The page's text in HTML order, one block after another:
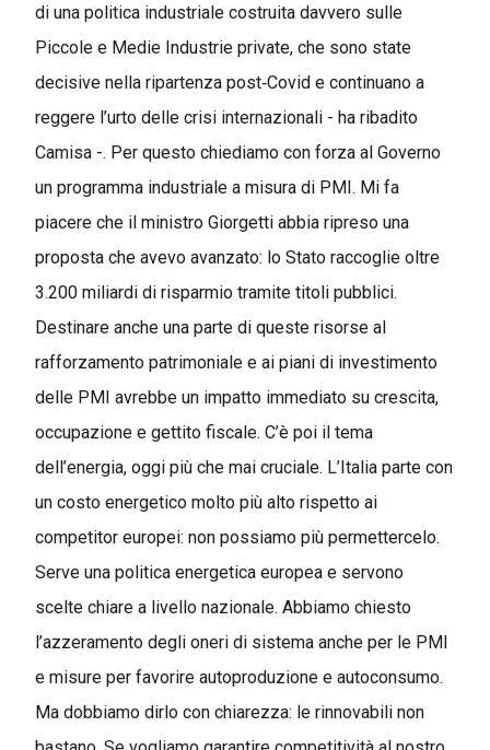
di una politica industriale costruita davvero sulle
Piccole e Medie Industrie private, che sono state
decisive nella ripartenza post‑Covid e continuano a
reggere l’urto delle crisi internazionali - ha ribadito
Camisa -. Per questo chiediamo con forza al Governo
un programma industriale a misura di PMI. Mi fa
piacere che il ministro Giorgetti abbia ripreso una
proposta che avevo avanzato: lo Stato raccoglie oltre
3.200 miliardi di risparmio tramite titoli pubblici.
Destinare anche una parte di queste risorse al
rafforzamento patrimoniale e ai piani di investimento
delle PMI avrebbe un impatto immediato su crescita,
occupazione e gettito fiscale. C’è poi il tema
dell’energia, oggi più che mai cruciale. L’Italia parte con
un costo energetico molto più alto rispetto ai
competitor europei: non possiamo più permettercelo.
Serve una politica energetica europea e servono
scelte chiare a livello nazionale. Abbiamo chiesto
l’azzeramento degli oneri di sistema anche per le PMI
e misure per favorire autoproduzione e autoconsumo.
Ma dobbiamo dirlo con chiarezza: le rinnovabili non